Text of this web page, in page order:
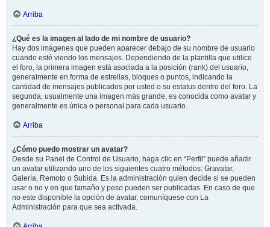
Arriba
¿Qué es la imagen al lado de mi nombre de usuario?
Hay dos imágenes que pueden aparecer debajo de su nombre de usuario
cuando esté viendo los mensajes. Dependiendo de la plantilla que utilice
el foro, la primera imagen está asociada a la posición (rank) del usuario,
generalmente en forma de estrellas, bloques o puntos, indicando la
cantidad de mensajes publicados por usted o su estatus dentro del foro. La
segunda, usualmente una imagen más grande, es conocida como avatar y
generalmente es única o personal para cada usuario.
Arriba
¿Cómo puedo mostrar un avatar?
Desde su Panel de Control de Usuario, haga clic en “Perfil” puede añadir
un avatar utilizando uno de los siguientes cuatro métodos: Gravatar,
Galería, Remoto o Subida. Es la administración quien decide si se pueden
usar o no y en que tamaño y peso pueden ser publicadas. En caso de que
no este disponible la opción de avatar, comuníquese con La
Administración para que sea activada.